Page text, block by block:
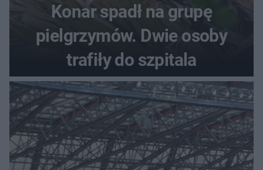
Konar spadł na grupę
pielgrzymów. Dwie osoby
trafiły do szpitala